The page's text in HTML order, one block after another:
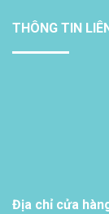
THÔNG TIN
Địa chỉ cửa